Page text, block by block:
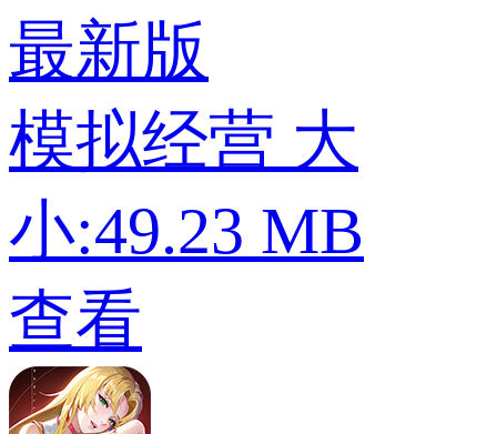
最新版
模拟经营 大
小:49.23 MB
查看